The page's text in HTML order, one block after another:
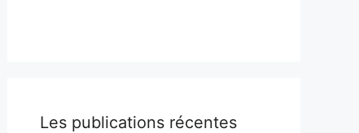
Les publications récentes